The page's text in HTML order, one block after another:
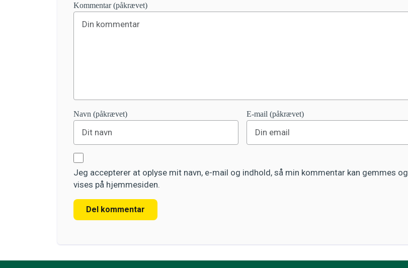
Kommentar (påkrævet)
Navn (påkrævet) E-mail (påkrævet)
Jeg accepterer at oplyse mit navn, e-mail og indhold, så min kommentar kan gemmes og
vises på hjemmesiden.
Del kommentar